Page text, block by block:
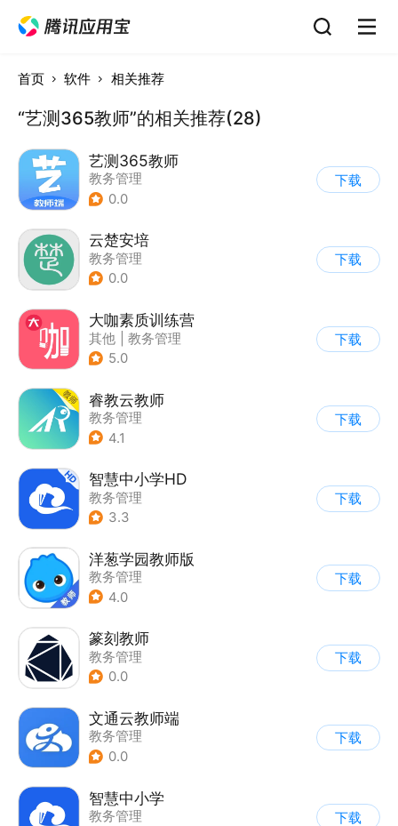
首页 软件 相关推荐
“艺测365教师”的相关推荐(28)
艺测365教师
教务管理
0.0
下载
云楚安培
教务管理
0.0
下载
大咖素质训练营
其他
教务管理
5.0
下载
睿教云教师
教务管理
4.1
下载
智慧中小学HD
教务管理
3.3
下载
洋葱学园教师版
教务管理
4.0
下载
篆刻教师
教务管理
0.0
下载
文通云教师端
教务管理
0.0
下载
智慧中小学
教务管理
下载